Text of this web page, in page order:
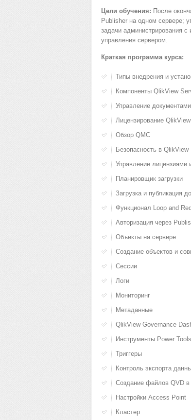
Цели обучения: После
Publisher на одном сервере;
задачи администрирования
управления сервером.
Краткая программа курса:
Типы внедрения и
Компоненты QlikView
Управление
Лицензирование
Обзор QMC
Безопасность в QlikView
Управление лицензиями
Планировщик загрузки
Загрузка и публикация
Функционал Loop and
Авторизация через
Объекты на сервере
Создание объектов и
Сессии
Логи
Мониторинг
Метаданные
QlikView Governance
Инструменты Power
Триггеры
Контроль экспорта
Создание файлов QVD в
Настройки Access Point
Кластер